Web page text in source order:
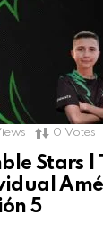
0 Votes
Stars |
5